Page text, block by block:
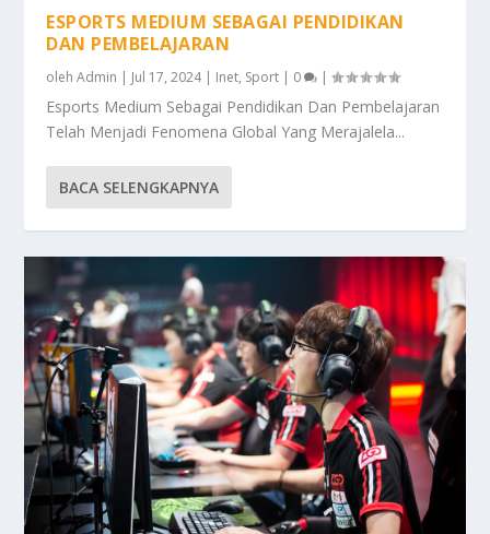
ESPORTS MEDIUM SEBAGAI PENDIDIKAN
DAN PEMBELAJARAN
olehAdmin | Jul 17, 2024| Inet, Sport | 0 |
Esports Medium Sebagai Pendidikan Dan Pembelajaran
Telah Menjadi Fenomena Global Yang Merajalela...
BACA SELENGKAPNYA